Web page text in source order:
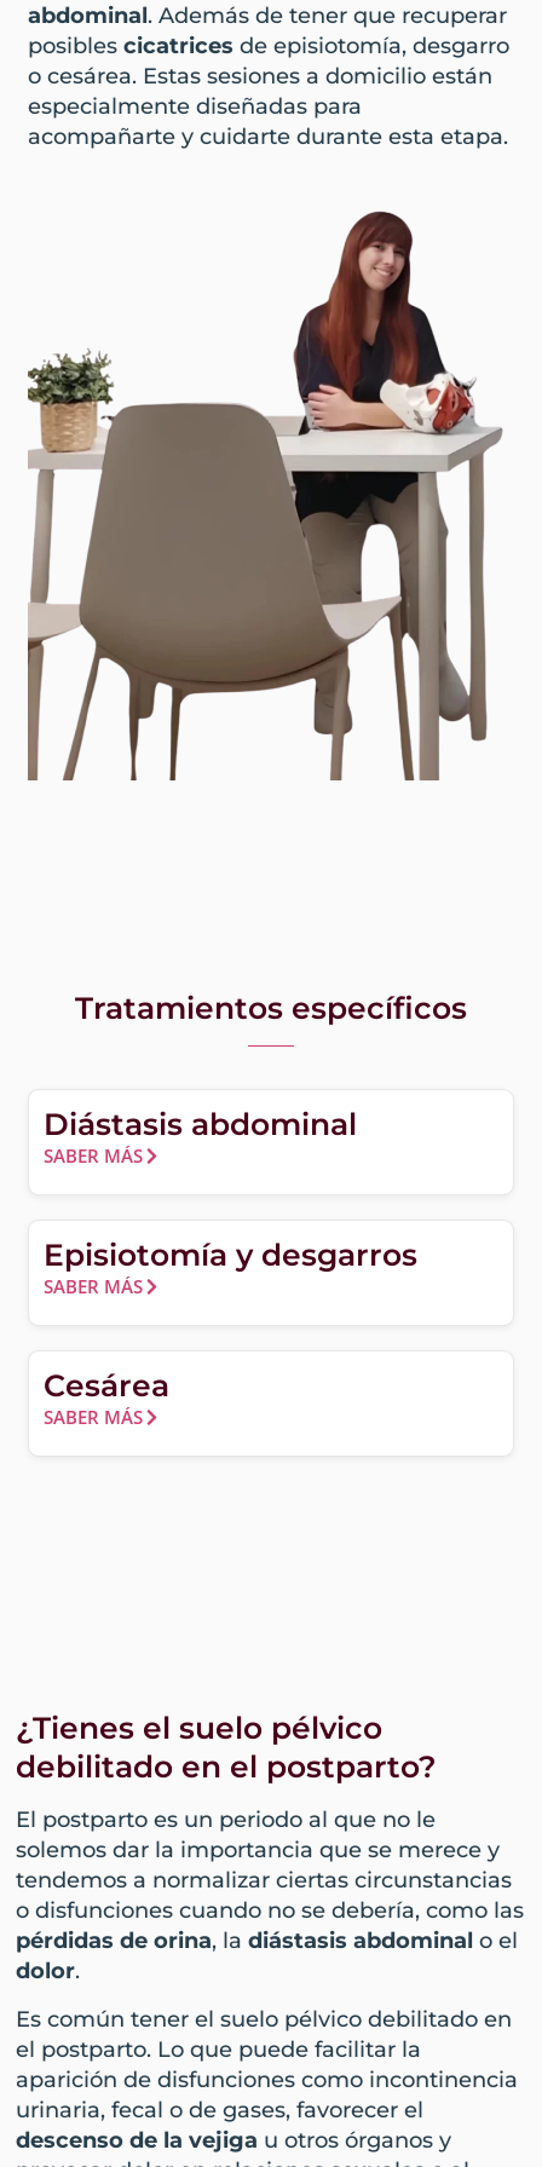
abdominal. Además de tener que recuperar
posibles cicatrices de episiotomía, desgarro
o cesárea. Estas sesiones a domicilio están
especialmente diseñadas para
acompañarte y cuidarte durante esta etapa.
Tratamientos específicos
Diástasis abdominal
SABER MÁS
Episiotomía y desgarros
SABER MÁS
Cesárea
SABER MÁS
¿Tienes el suelo pélvico
debilitado en el postparto?
El postparto es un periodo al que no le
solemos dar la importancia que se merece y
tendemos a normalizar ciertas circunstancias
o disfunciones cuando no se debería, como las
pérdidas de orina, la diástasis abdominal o el
dolor.
Es común tener el suelo pélvico debilitado en
el postparto. Lo que puede facilitar la
aparición de disfunciones como incontinencia
urinaria, fecal o de gases, favorecer el
descenso de la vejiga u otros órganos y